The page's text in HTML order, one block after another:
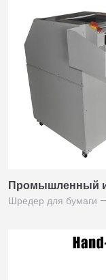
Промышленный
Шредер для бумаги